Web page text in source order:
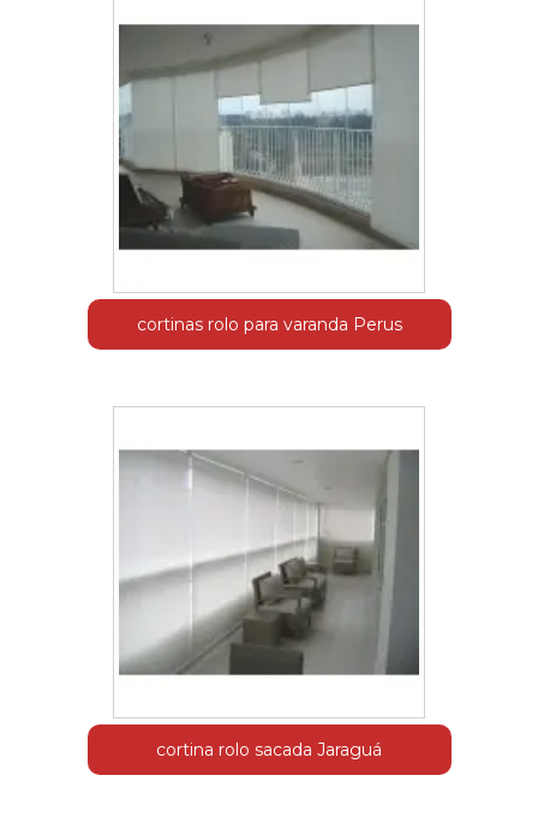
cortinas rolo para varanda Perus
cortina rolo sacada Jaraguá